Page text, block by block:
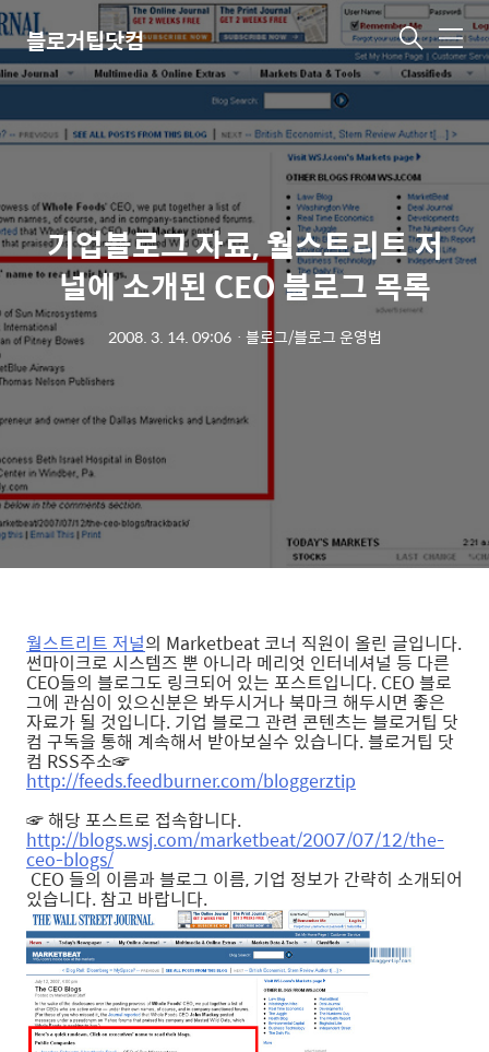
블로거팁닷컴 메
뉴
기업블로그 자료, 월스트리트 저
널에 소개된 CEO 블로그 목록
2008. 3. 14. 09:06ㆍ 블로그/블로그 운영법
월스트리트 저널의 Marketbeat 코너 직원이 올린 글입니다.
썬마이크로 시스템즈 뿐 아니라 메리엇 인터네셔널 등 다른
CEO들의 블로그도 링크되어 있는 포스트입니다. CEO 블로
그에 관심이 있으신분은 봐두시거나 북마크 해두시면 좋은
자료가 될 것입니다. 기업 블로그 관련 콘텐츠는 블로거팁 닷
컴 구독을 통해 계속해서 받아보실수 있습니다. 블로거팁 닷
컴 RSS주소☞
http://feeds.feedburner.com/bloggerztip
☞ 해당 포스트로 접속합니다.
http://blogs.wsj.com/marketbeat/2007/07/12/the-
ceo-blogs/
CEO 들의 이름과 블로그 이름, 기업 정보가 간략히 소개되어
있습니다. 참고 바랍니다.